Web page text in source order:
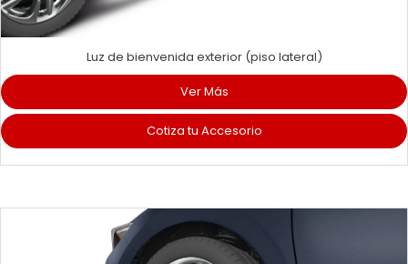
Luz de bienvenida exterior (piso lateral)
Ver Más
Cotiza tu Accesorio